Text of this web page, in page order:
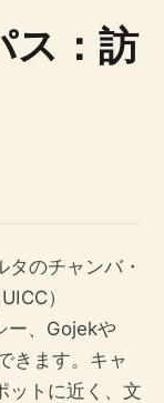
ス：訪
のチャンバ・
）
ー、Gojekや
きます。キャ
ットに近く、文